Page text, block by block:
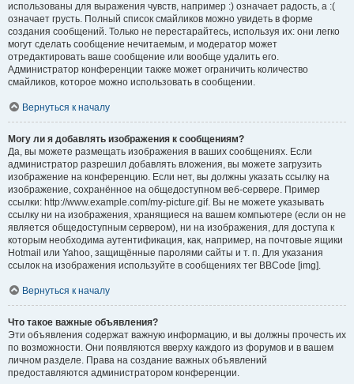
использованы для выражения чувств, например :) означает радость, а :(
означает грусть. Полный список смайликов можно увидеть в форме
создания сообщений. Только не перестарайтесь, используя их: они легко
могут сделать сообщение нечитаемым, и модератор может
отредактировать ваше сообщение или вообще удалить его.
Администратор конференции также может ограничить количество
смайликов, которое можно использовать в сообщении.
Вернуться к началу
Могу ли я добавлять изображения к сообщениям?
Да, вы можете размещать изображения в ваших сообщениях. Если
администратор разрешил добавлять вложения, вы можете загрузить
изображение на конференцию. Если нет, вы должны указать ссылку на
изображение, сохранённое на общедоступном веб-сервере. Пример
ссылки: http://www.example.com/my-picture.gif. Вы не можете указывать
ссылку ни на изображения, хранящиеся на вашем компьютере (если он не
является общедоступным сервером), ни на изображения, для доступа к
которым необходима аутентификация, как, например, на почтовые ящики
Hotmail или Yahoo, защищённые паролями сайты и т. п. Для указания
ссылок на изображения используйте в сообщениях тег BBCode [img].
Вернуться к началу
Что такое важные объявления?
Эти объявления содержат важную информацию, и вы должны прочесть их
по возможности. Они появляются вверху каждого из форумов и в вашем
личном разделе. Права на создание важных объявлений
предоставляются администратором конференции.